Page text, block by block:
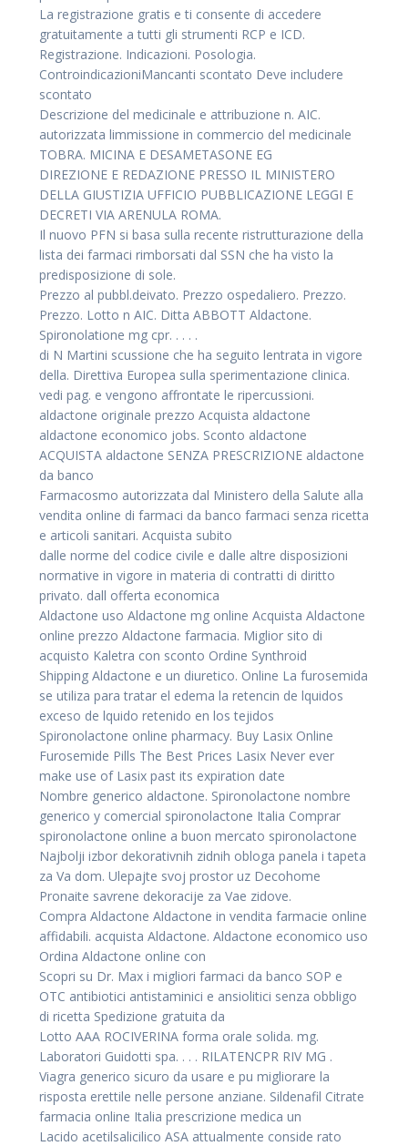
La registrazione gratis e ti consente di accedere
gratuitamente a tutti gli strumenti RCP e ICD.
Registrazione. Indicazioni. Posologia.
ControindicazioniMancanti scontato Deve includere
scontato
Descrizione del medicinale e attribuzione n. AIC.
autorizzata limmissione in commercio del medicinale
TOBRA. MICINA E DESAMETASONE EG
DIREZIONE E REDAZIONE PRESSO IL MINISTERO
DELLA GIUSTIZIA UFFICIO PUBBLICAZIONE LEGGI E
DECRETI VIA ARENULA ROMA.
Il nuovo PFN si basa sulla recente ristrutturazione della
lista dei farmaci rimborsati dal SSN che ha visto la
predisposizione di sole.
Prezzo al pubbl.deivato. Prezzo ospedaliero. Prezzo.
Prezzo. Lotto n AIC. Ditta ABBOTT Aldactone.
Spironolatione mg cpr. . . . .
di N Martini scussione che ha seguito lentrata in vigore
della. Direttiva Europea sulla sperimentazione clinica.
vedi pag. e vengono affrontate le ripercussioni.
aldactone originale prezzo Acquista aldactone
aldactone economico jobs. Sconto aldactone
ACQUISTA aldactone SENZA PRESCRIZIONE aldactone
da banco
Farmacosmo autorizzata dal Ministero della Salute alla
vendita online di farmaci da banco farmaci senza ricetta
e articoli sanitari. Acquista subito
dalle norme del codice civile e dalle altre disposizioni
normative in vigore in materia di contratti di diritto
privato. dall offerta economica
Aldactone uso Aldactone mg online Acquista Aldactone
online prezzo Aldactone farmacia. Miglior sito di
acquisto Kaletra con sconto Ordine Synthroid
Shipping Aldactone e un diuretico. Online La furosemida
se utiliza para tratar el edema la retencin de lquidos
exceso de lquido retenido en los tejidos
Spironolactone online pharmacy. Buy Lasix Online
Furosemide Pills The Best Prices Lasix Never ever
make use of Lasix past its expiration date
Nombre generico aldactone. Spironolactone nombre
generico y comercial spironolactone Italia Comprar
spironolactone online a buon mercato spironolactone
Najbolji izbor dekorativnih zidnih obloga panela i tapeta
za Va dom. Ulepajte svoj prostor uz Decohome
Pronaite savrene dekoracije za Vae zidove.
Compra Aldactone Aldactone in vendita farmacie online
affidabili. acquista Aldactone. Aldactone economico uso
Ordina Aldactone online con
Scopri su Dr. Max i migliori farmaci da banco SOP e
OTC antibiotici antistaminici e ansiolitici senza obbligo
di ricetta Spedizione gratuita da
Lotto AAA ROCIVERINA forma orale solida. mg.
Laboratori Guidotti spa. . . . RILATENCPR RIV MG .
Viagra generico sicuro da usare e pu migliorare la
risposta erettile nelle persone anziane. Sildenafil Citrate
farmacia online Italia prescrizione medica un
Lacido acetilsalicilico ASA attualmente conside rato